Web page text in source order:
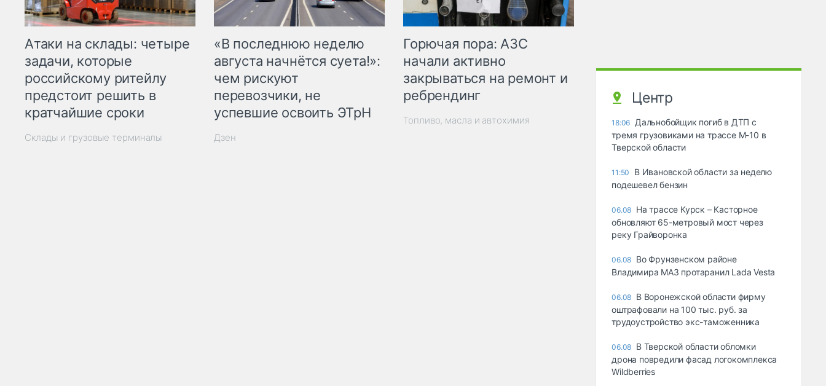
Атаки на склады: четыре
задачи, которые
российскому ритейлу
предстоит решить в
кратчайшие сроки
Склады и грузовые терминалы
«В последнюю неделю
августа начнётся суета!»:
чем рискуют
перевозчики, не
успевшие освоить ЭТрН
Дзен
Горючая пора: АЗС
начали активно
закрываться на ремонт и
ребрендинг
Топливо, масла и автохимия
Центр
18:06 Дальнобойщик погиб в ДТП с
тремя грузовиками на трассе М-10 в
Тверской области
11:50
В Ивановской области за неделю
подешевел бензин
06.08 На трассе Курск – Касторное
обновляют 65-метровый мост через
реку Грайворонка
06.08 Во Фрунзенском районе
Владимира МАЗ протаранил Lada Vesta
06.08 В Воронежской области фирму
оштрафовали на 100 тыс. руб. за
трудоустройство экс-таможенника
06.08 В Тверской области обломки
дрона повредили фасад логокомплекса
Wildberries